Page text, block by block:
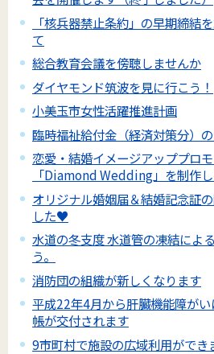
「核兵器禁止条約」の早期締結
て
総合教育会議を傍聴しませんか
ダイヤモンド筑波を見に行こう！
小美玉市女性活躍推進計画
臨時福祉給付金（経済対策分）
恋愛・結婚イメージアッププロ
「Diamond Wedding」を制作し
オリジナル婚姻届＆結婚記念証
した♥
水道の冬支度 水道管の凍結によ
う。
消防団の組織が新しくなります
平成22年4月から肝臓機能障が
帳が交付されます
9市町村で施設の広域利用ができ